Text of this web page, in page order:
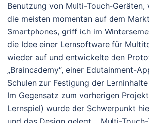
Benutzung von Multi-Touch-Geräten,
die meisten momentan auf dem
Smartphones, griff ich im
die Idee einer Lernsoftware für
wieder auf und entwickelte den
„Braincademy“, einer Edutainment-
Schulen zur Festigung der
Im Gegensatz zum vorherigen
Lernspiel) wurde der Schwerpunkt
und das Design gelegt. Multi-Touch-